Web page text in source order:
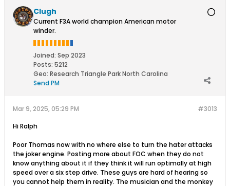
Clugh
Current F3A world champion American motor
winder.
Joined: Sep 2023
Posts: 5212
Geo: Research Triangle Park North Carolina
Send PM
#3013
Mar 9, 2025, 05:29 PM
Hi Ralph
Poor Thomas now with no where else to turn the hater attacks
the joker engine. Posting more about FOC when they do not
know anything about it if they think it will run optimally at high
speed over a six step drive. These guys are hard of hearing so
you cannot help them in reality. The musician and the monkey